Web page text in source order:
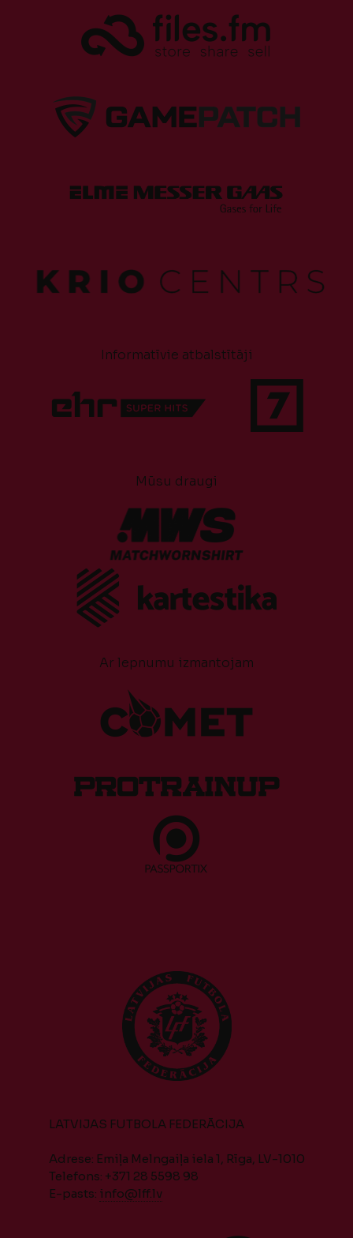
Informatīvie atbalstītāji
Mūsu draugi
Ar lepnumu izmantojam
LATVIJAS FUTBOLA FEDERĀCIJA
Adrese: Emiļa Melngaiļa iela 1, Rīga, LV-1010
Telefons: +371 28 5598 98
E-pasts: info@lff.lv